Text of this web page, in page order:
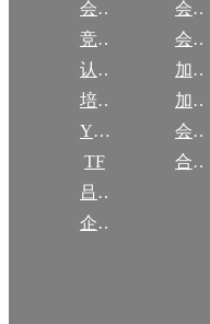
会议
竞赛
认证
培训
YOCSEF
TF
吕梁振兴
企智会
会员简介
会员权益
加入CCF
加入CCF
会员交费
合作伙伴